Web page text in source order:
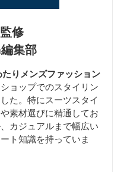
修
集部
りメンズファッション
ョップでのスタイリン
た。特にスーツスタイ
素材選びに精通してお
カジュアルまで幅広い
ト知識を持っていま